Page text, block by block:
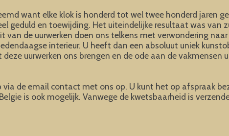
want elke klok is honderd tot wel twee honderd jaren
geduld en toewijding. Het uiteindelijke resultaat was
de uurwerken doen ons telkens met verwondering
interieur. U heeft dan een absoluut uniek
uurwerken ons brengen en de ode aan de vakmensen
de email contact met ons op. U kunt het op afspraak
is ook mogelijk. Vanwege de kwetsbaarheid is